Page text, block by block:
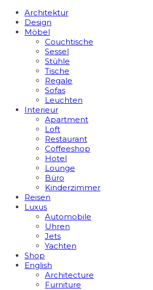
Architektur
Design
Möbel
Couchtische
Sessel
Stühle
Tische
Regale
Sofas
Leuchten
Interieur
Apart­ment
Loft
Restaurant
Coffeeshop
Hotel
Lounge
Büro
Kinderzimmer
Reisen
Luxus
Automobile
Uhren
Jets
Yachten
Shop
English
Architecture
Furniture